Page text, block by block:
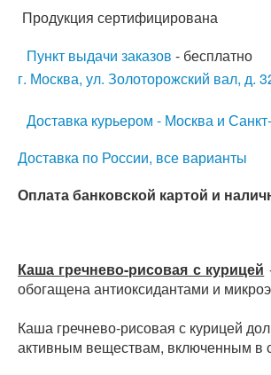
Продукция сертифицирована
Пункт выдачи заказов - бесплатно
г. Москва, ул. Золоторожский вал, д.
Доставка курьером - Москва и
Доставка по России, все варианты
Оплата банковской картой и
Каша гречнево-рисовая с курицей
обогащена антиоксидантами и
Каша гречнево-рисовая с курицей
активным веществам, включенным в